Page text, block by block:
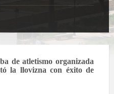
de atletismo organizada
la llovizna con éxito de